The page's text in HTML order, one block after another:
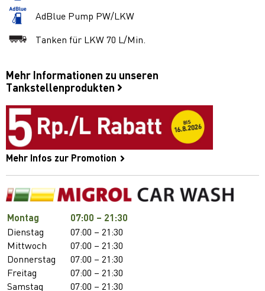
AdBlue Pump PW/LKW
Tanken für LKW 70 L/Min.
Mehr Informationen zu unseren
Tankstellenprodukten
Mehr Infos zur Promotion
Montag 07:00 – 21:30
Dienstag
07:00 – 21:30
Mittwoch
07:00 – 21:30
Donnerstag
07:00 – 21:30
Freitag
07:00 – 21:30
Samstag
07:00 – 21:30